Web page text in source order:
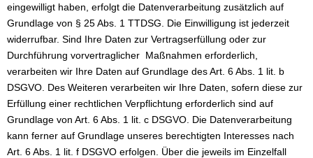
eingewilligt haben, erfolgt die Datenverarbeitung zusätzlich auf
Grundlage von § 25 Abs. 1 TTDSG. Die Einwilligung ist jederzeit
widerrufbar. Sind Ihre Daten zur Vertragserfüllung oder zur
Durchführung vorvertraglicher Maßnahmen erforderlich,
verarbeiten wir Ihre Daten auf Grundlage des Art. 6 Abs. 1 lit. b
DSGVO. Des Weiteren verarbeiten wir Ihre Daten, sofern diese zur
Erfüllung einer rechtlichen Verpflichtung erforderlich sind auf
Grundlage von Art. 6 Abs. 1 lit. c DSGVO. Die Datenverarbeitung
kann ferner auf Grundlage unseres berechtigten Interesses nach
Art. 6 Abs. 1 lit. f DSGVO erfolgen. Über die jeweils im Einzelfall